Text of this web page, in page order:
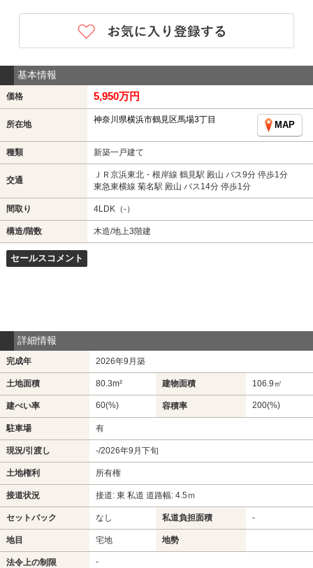
基本情報
価格 5,950万円
所在地 神奈川県横浜市鶴見区馬場3丁目
MAP
種類 新築一戸建て
交通
ＪＲ京浜東北・根岸線 鶴見駅 殿山 バス9分 停歩1分
東急東横線 菊名駅 殿山 バス14分 停歩1分
間取り 4LDK（-）
構造/階数 木造/地上3階建
セールスコメント
詳細情報
完成年 2026年9月築
土地面積 80.3m² 建物面積 106.9㎡
建ぺい率 60(%) 容積率 200(%)
駐車場 有
現況/引渡し -/2026年9月下旬
土地権利 所有権
接道状況 接道: 東 私道 道路幅: 4.5ｍ
セットバック なし 私道負担面積 -
地目 宅地 地勢
法令上の制限 -